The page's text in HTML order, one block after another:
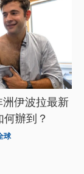
伊波拉最新
辦到？
球